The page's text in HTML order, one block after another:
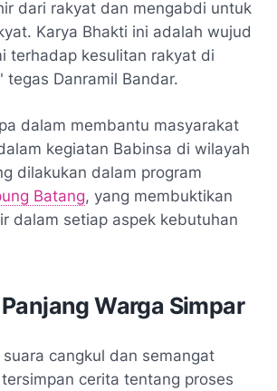
dari rakyat dan mengabdi untuk
Karya Bhakti ini adalah wujud
terhadap kesulitan rakyat di
tegas Danramil Bandar.
dalam membantu masyarakat
kegiatan Babinsa di wilayah
dilakukan dalam program
Batang, yang membuktikan
dalam setiap aspek kebutuhan
Warga Simpar
cangkul dan semangat
cerita tentang proses